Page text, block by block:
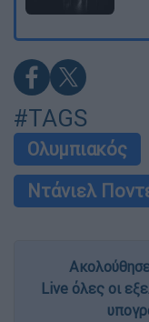
#TAGS
Ολυμπιακός
Ντάνιελ
Live όλες οι